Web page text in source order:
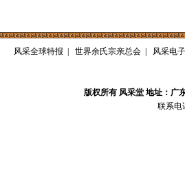
风采全球特报 世界余氏宗亲总会 风采电
版权所有 风采堂 地址：广
联系电